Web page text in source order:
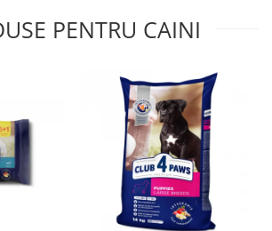
PENTRU CAINI